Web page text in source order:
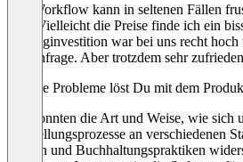
Der Workflow kann in seltenen Fällen
sein. Vielleicht die Preise finde ich ein
Anfanginvestition war bei uns recht
auf Anfrage. Aber trotzdem sehr
Welche Probleme löst Du mit dem
Wir konnten die Art und Weise, wie sich
Herstellungsprozesse an verschiedenen
Kosten und Buchhaltungspraktiken